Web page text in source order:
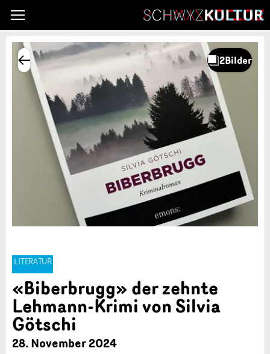
LITERATUR
«Biberbrugg» der zehnte
Lehmann-Krimi von Silvia
Götschi
28. November 2024